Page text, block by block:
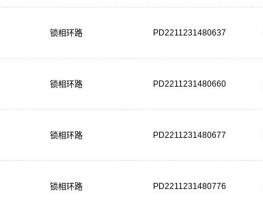
锁相环路 PD2211231480637
锁相环路 PD2211231480660
锁相环路 PD2211231480677
锁相环路 PD2211231480776